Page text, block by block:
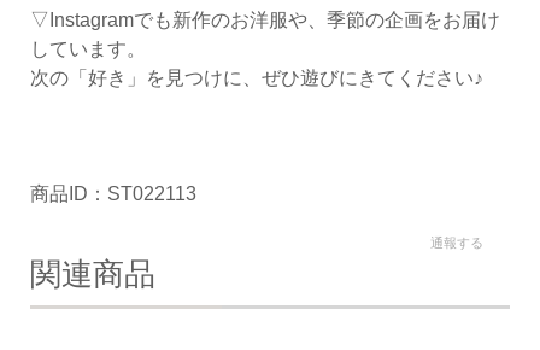
▽Instagramでも新作のお洋服や、季節の企画をお届け
しています。
次の「好き」を見つけに、ぜひ遊びにきてください♪
商品ID：ST022113
通報する
関連商品